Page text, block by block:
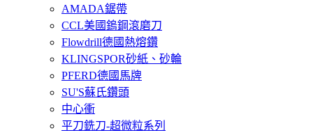
AMADA鋸帶
CCL美國鎢鋼滾磨刀
Flowdrill德國熱熔鑽
KLINGSPOR砂紙、砂輪
PFERD德國馬牌
SU'S蘇氏鑽頭
中心衝
平刀銑刀-超微粒系列